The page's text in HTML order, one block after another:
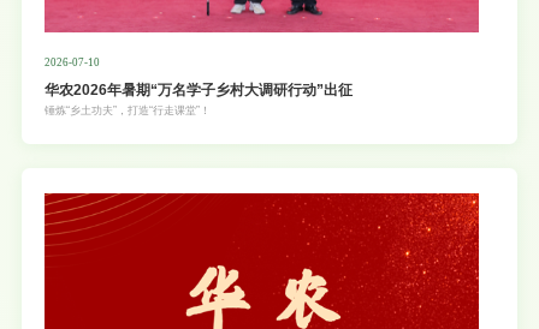
2026-07-10
华农2026年暑期“万名学子乡村大调研行动”出征
锤炼“乡土功夫”，打造“行走课堂”！